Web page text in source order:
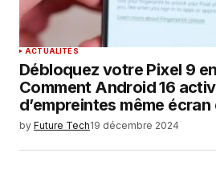
ACTUALITÉS
Débloquez votre Pixel 9
Comment Android 16
d’empreintes même
by Future Tech19 décembre 2024